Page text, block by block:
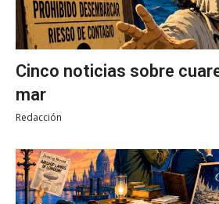
Cinco noticias sobre
mar
Redacción